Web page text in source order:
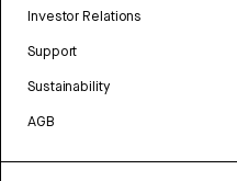
Investor Relations
Support
Sustainability
AGB